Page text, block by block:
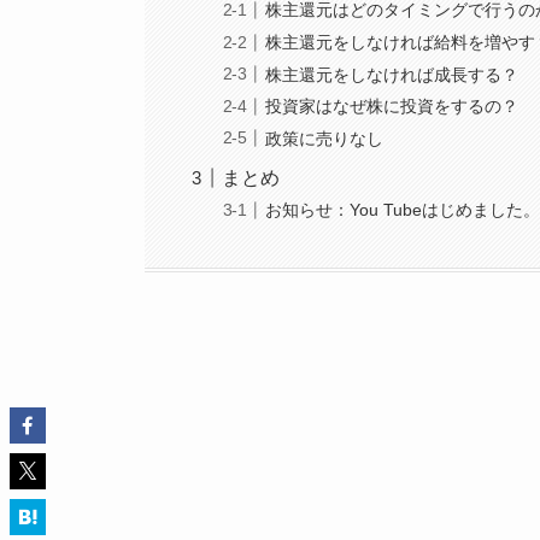
株主還元はどのタイミングで行うの
株主還元をしなければ給料を増やす
株主還元をしなければ成長する？
投資家はなぜ株に投資をするの？
政策に売りなし
まとめ
お知らせ：You Tubeはじめました。